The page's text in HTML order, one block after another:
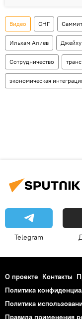
Видео СНГ Саммит
Ильхам Алиев
Сотрудничество
экономическая
Telegram
О проекте Контакты
Политика
Политика
Правила применения